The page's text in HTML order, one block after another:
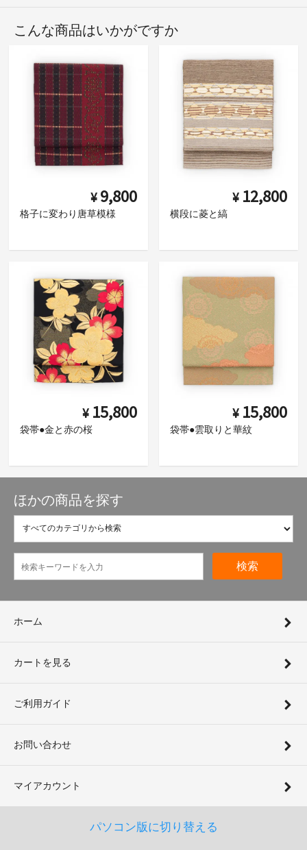
こんな商品はいかがですか
¥ 9,800
格子に変わり唐草模様
¥ 12,800
横段に菱と縞
¥ 15,800
袋帯●金と赤の桜
¥ 15,800
袋帯●雲取りと華紋
ほかの商品を探す
検索
ホーム
カートを見る
ご利用ガイド
お問い合わせ
マイアカウント
パソコン版に切り替える